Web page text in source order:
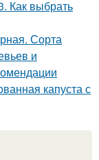
Как выбрать
Сорта
и
капуста с